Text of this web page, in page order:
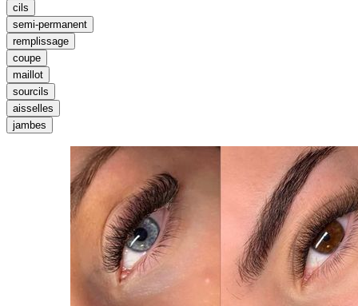
cils
semi-permanent
remplissage
coupe
maillot
sourcils
aisselles
jambes